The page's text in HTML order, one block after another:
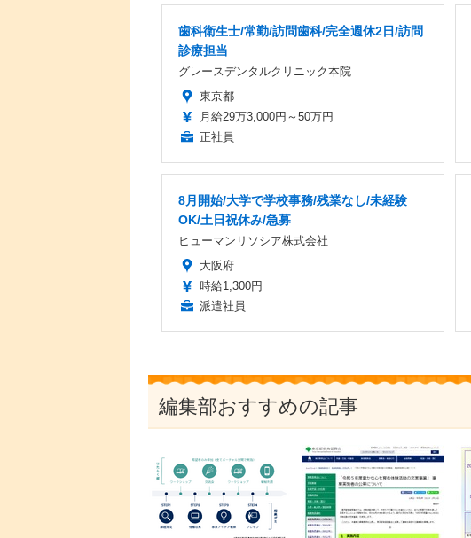
歯科衛生士/常勤/訪問歯科/完全週休2日/訪問
診療担当
グレースデンタルクリニック本院
東京都
月給29万3,000円～50万円
正社員
8月開始/大学で学校事務/残業なし/未経験
OK/土日祝休み/急募
ヒューマンリソシア株式会社
大阪府
時給1,300円
派遣社員
編集部おすすめの記事